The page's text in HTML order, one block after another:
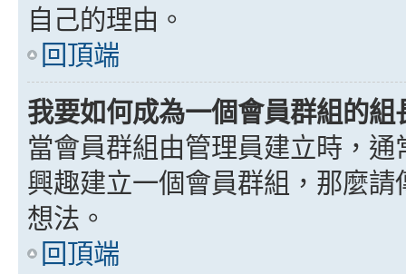
自己的理由。
回頂端
我要如何成為一個會員群組的組
當會員群組由管理員建立時，
興趣建立一個會員群組，那麼
想法。
回頂端